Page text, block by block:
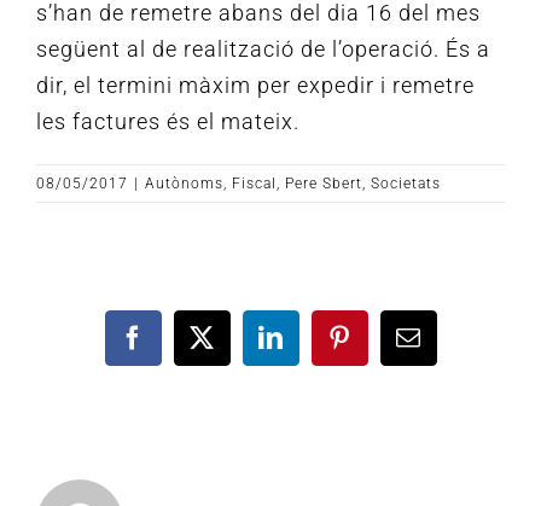
s’han de remetre abans del dia 16 del mes
següent al de realització de l’operació. És a
dir, el termini màxim per expedir i remetre
les factures és el mateix.
08/05/2017 Autònoms, Fiscal , Pere Sbert, Societats
Facebook
X LinkedInPinterestEmail